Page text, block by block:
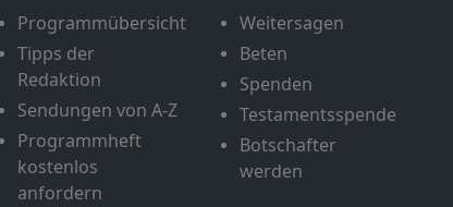
Programmübersicht
Tipps der
Redaktion
Sendungen von A-Z
Programmheft
kostenlos
anfordern
Weitersagen
Beten
Spenden
Testamentsspende
Botschafter
werden